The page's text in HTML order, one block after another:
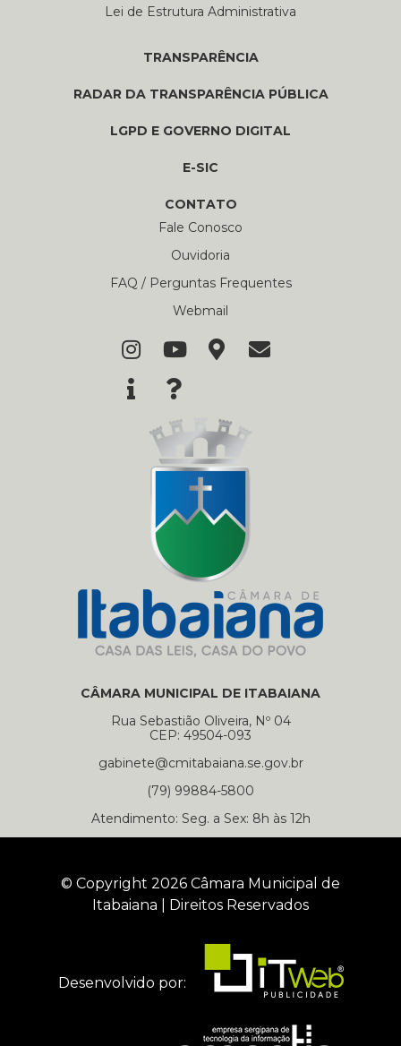
Lei de Estrutura Administrativa
TRANSPARÊNCIA
RADAR DA TRANSPARÊNCIA PÚBLICA
LGPD E GOVERNO DIGITAL
E-SIC
CONTATO
Fale Conosco
Ouvidoria
FAQ / Perguntas Frequentes
Webmail
CÂMARA MUNICIPAL DE ITABAIANA
Rua Sebastião Oliveira, Nº 04
CEP: 49504-093
gabinete@cmitabaiana.se.gov.br
(79) 99884-5800
Atendimento: Seg. a Sex: 8h às 12h
© Copyright 2026 Câmara Municipal de
Itabaiana | Direitos Reservados
Desenvolvido por: